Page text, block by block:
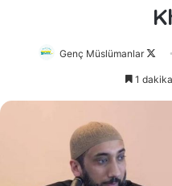
Genç Müslümanlar
on
1